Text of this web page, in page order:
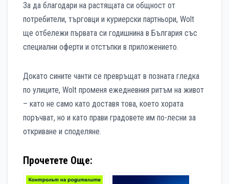
За да благодари на растящата си общност от
потребители, търговци и куриерски партньори, Wolt
ще отбележи първата си годишнина в България със
специални оферти и отстъпки в приложението.
Докато сините чанти се превръщат в позната гледка
по улиците, Wolt променя ежедневния ритъм на живот
– като не само като доставя това, което хората
поръчват, но и като прави градовете им по-лесни за
откриване и споделяне.
Прочетете Още: